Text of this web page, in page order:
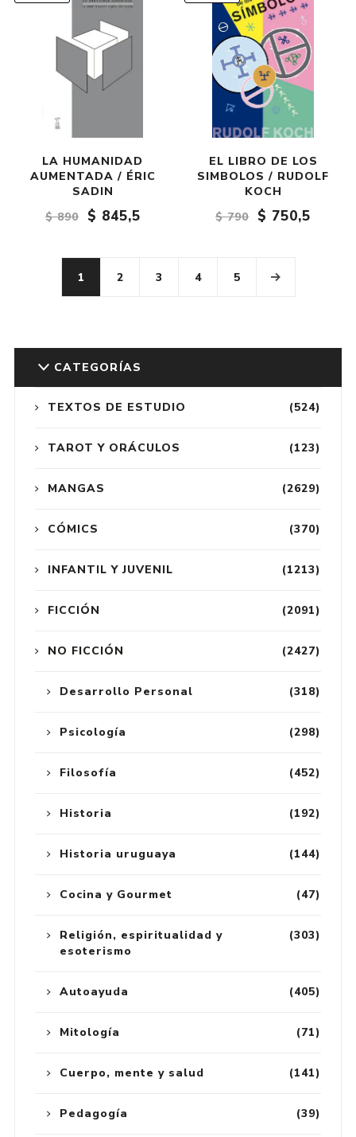
LA HUMANIDAD
AUMENTADA / ÉRIC
SADIN
$ 890
$ 845,5
EL LIBRO DE LOS
SIMBOLOS / RUDOLF
KOCH
$ 790
$ 750,5
1 2 3 4 5
CATEGORÍAS
(524)
TEXTOS DE ESTUDIO
(123)
TAROT Y ORÁCULOS
(2629)
MANGAS
(370)
CÓMICS
(1213)
INFANTIL Y JUVENIL
(2091)
FICCIÓN
(2427)
NO FICCIÓN
(318)
Desarrollo Personal
(298)
Psicología
(452)
Filosofía
(192)
Historia
(144)
Historia uruguaya
(47)
Cocina y Gourmet
(303)
Religión, espiritualidad y
esoterismo
(405)
Autoayuda
(71)
Mitología
(141)
Cuerpo, mente y salud
(39)
Pedagogía